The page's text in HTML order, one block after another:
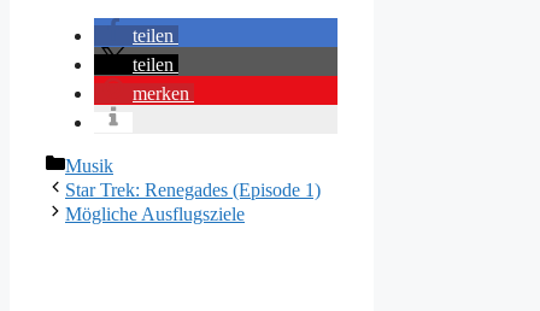
teilen
teilen
merken
Kategorien
Musik
Star Trek: Renegades (Episode 1)
Mögliche Ausflugsziele